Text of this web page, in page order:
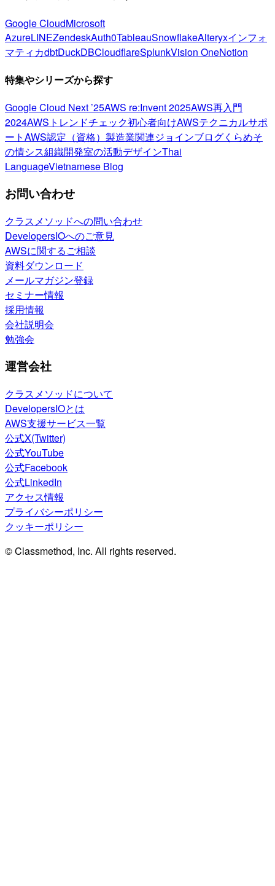
Google CloudMicrosoft
AzureLINEZendeskAuth0TableauSnowflakeAlteryxインフォ
マティカdbtDuckDBCloudflareSplunkVision OneNotion
特集やシリーズから探す
Google Cloud Next ’25AWS re:Invent 2025AWS再入門
2024AWSトレンドチェック初心者向けAWSテクニカルサポ
ートAWS認定（資格） 製造業関連ジョインブログくらめそ
の情シス組織開発室の活動デザインThai
LanguageVietnamese Blog
お問い合わせ
クラスメソッドへの問い合わせ
DevelopersIOへのご意見
AWSに関するご相談
資料ダウンロード
メールマガジン登録
セミナー情報
採用情報
会社説明会
勉強会
運営会社
クラスメソッドについて
DevelopersIOとは
AWS支援サービス一覧
公式X(Twitter)
公式YouTube
公式Facebook
公式LinkedIn
アクセス情報
プライバシーポリシー
クッキーポリシー
© Classmethod, Inc. All rights reserved.